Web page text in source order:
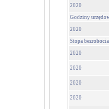
2020
Godziny
2020
Stopa bezrobocia
2020
2020
2020
2020